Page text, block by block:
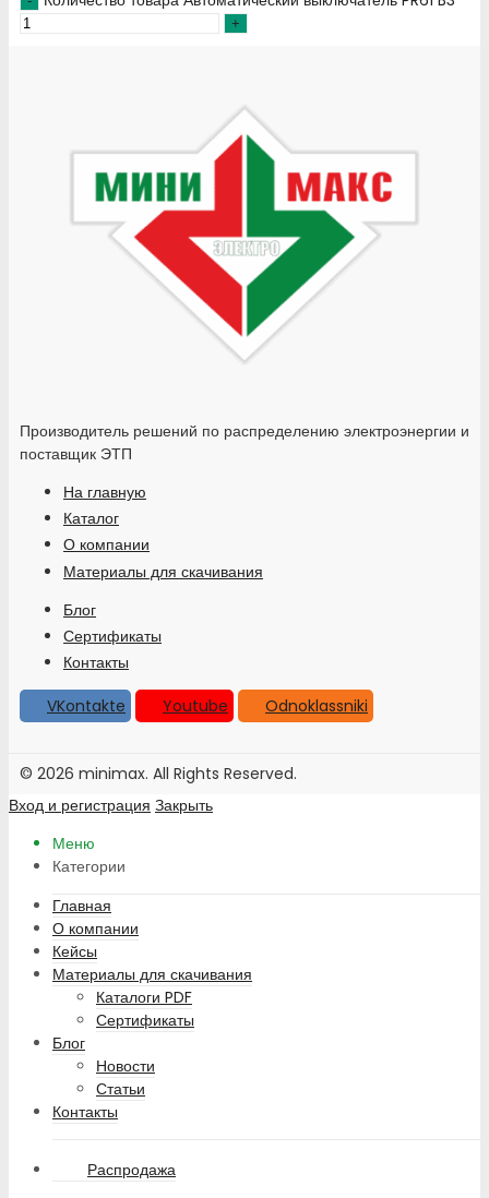
Производитель решений по распределению электроэнергии и
поставщик ЭТП
На главную
Каталог
О компании
Материалы для скачивания
Блог
Сертификаты
Контакты
VKontakte
Youtube Odnoklassniki
© 2026 minimax. All Rights Reserved.
Вход и регистрация Закрыть
Меню
Категории
Главная
О компании
Кейсы
Материалы для скачивания
Каталоги PDF
Сертификаты
Блог
Новости
Статьи
Контакты
Распродажа